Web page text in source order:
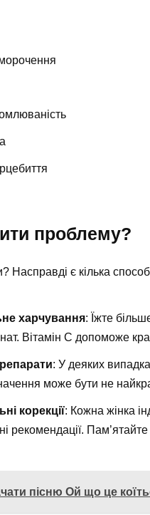
проблему?
є кілька
харчування: Їжте
Вітамін С допоможе
: У деяких
може бути не
корекції: Кожна жінка
рекомендації.
пісню Ой що це